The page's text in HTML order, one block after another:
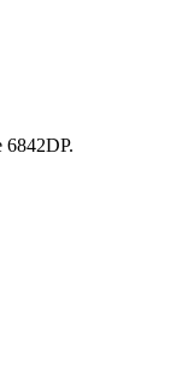
6842DP.